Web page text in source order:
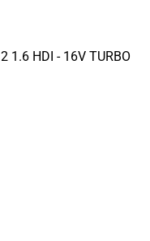
1.6 HDI - 16V TURBO